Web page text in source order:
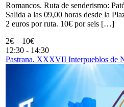
Romancos. Ruta de senderismo:
Salida a las 09,00 horas desde la
2 euros por ruta. 10€ por seis […]
2€ – 10€
12:30 - 14:30
Pastrana. XXXVII Interpueblos de